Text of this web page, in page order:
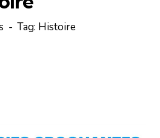
Tag: Histoire